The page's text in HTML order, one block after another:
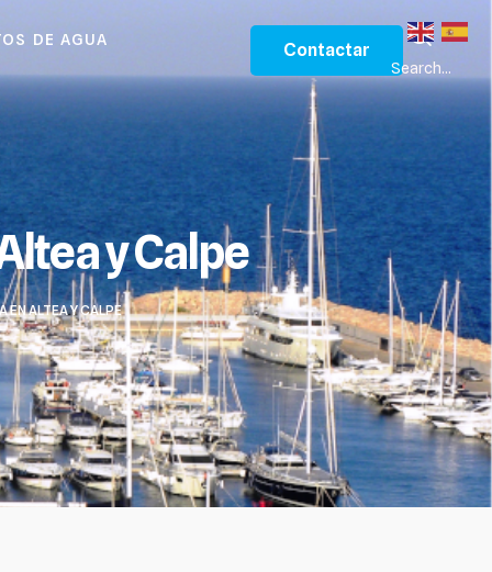
DE AGUA Contactar
Search...
y Calpe
EN ALTEA Y CALPE